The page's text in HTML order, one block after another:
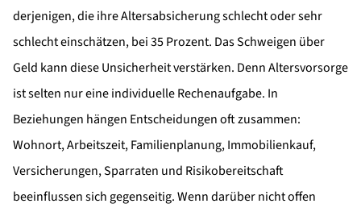
derjenigen, die ihre Altersabsicherung schlecht oder sehr
schlecht einschätzen, bei 35 Prozent. Das Schweigen über
Geld kann diese Unsicherheit verstärken. Denn Altersvorsorge
ist selten nur eine individuelle Rechenaufgabe. In
Beziehungen hängen Entscheidungen oft zusammen:
Wohnort, Arbeitszeit, Familienplanung, Immobilienkauf,
Versicherungen, Sparraten und Risikobereitschaft
beeinflussen sich gegenseitig. Wenn darüber nicht offen